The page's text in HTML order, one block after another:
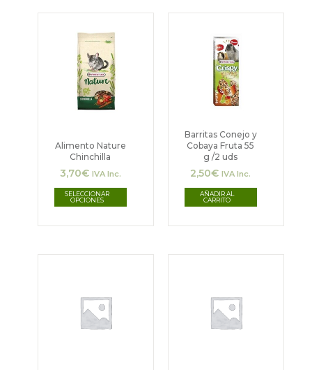
Alimento Nature
Chinchilla
3,70€ IVA Inc.
SELECCIONAR
OPCIONES
producto
tiene
múltiples
variantes.
opciones
se
pueden
de
producto
Barritas Conejo y
Cobaya Fruta 55
g /2 uds
2,50€ IVA Inc.
AÑADIR AL
CARRITO